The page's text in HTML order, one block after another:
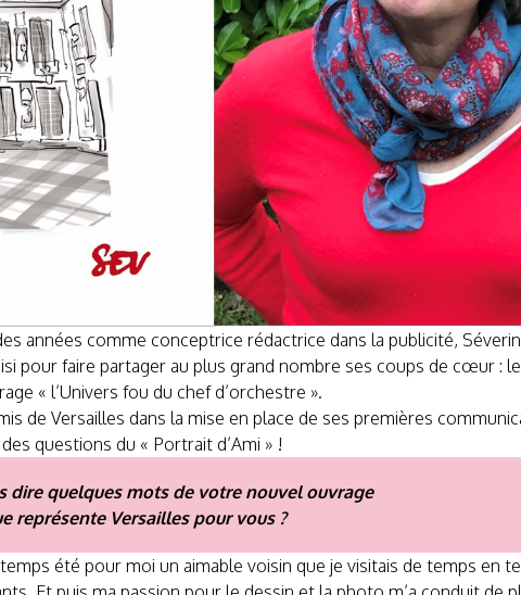
années comme conceptrice rédactrice dans la publicité,
pour faire partager au plus grand nombre ses coups de cœur :
« l’Univers fou du chef d’orchestre ».
de Versailles dans la mise en place de ses premières
questions du « Portrait d’Ami » !
dire quelques mots de votre nouvel ouvrage
représente Versailles pour vous ?
été pour moi un aimable voisin que je visitais de temps en